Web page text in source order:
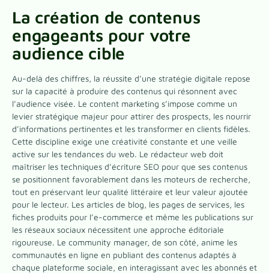
La création de contenus
engageants pour votre
audience cible
Au-delà des chiffres, la réussite d’une stratégie digitale repose
sur la capacité à produire des contenus qui résonnent avec
l’audience visée. Le content marketing s’impose comme un
levier stratégique majeur pour attirer des prospects, les nourrir
d’informations pertinentes et les transformer en clients fidèles.
Cette discipline exige une créativité constante et une veille
active sur les tendances du web. Le rédacteur web doit
maîtriser les techniques d’écriture SEO pour que ses contenus
se positionnent favorablement dans les moteurs de recherche,
tout en préservant leur qualité littéraire et leur valeur ajoutée
pour le lecteur. Les articles de blog, les pages de services, les
fiches produits pour l’e-commerce et même les publications sur
les réseaux sociaux nécessitent une approche éditoriale
rigoureuse. Le community manager, de son côté, anime les
communautés en ligne en publiant des contenus adaptés à
chaque plateforme sociale, en interagissant avec les abonnés et